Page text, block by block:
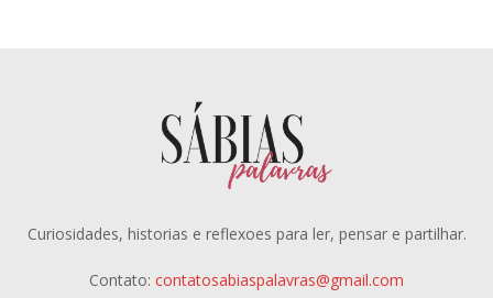
Curiosidades, historias e reflexoes para ler, pensar e partilhar.
Contato: contatosabiaspalavras@gmail.com